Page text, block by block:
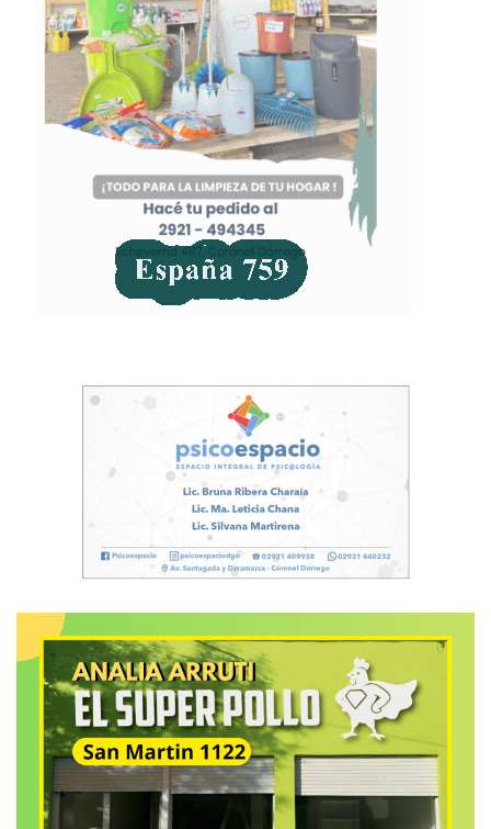
nunca me fui por cuestiones laborales. Trabajo en el banco
desde que tengo veintidós años y por esos años no me
inclinaba para dedicarme al fútbol a ese nivel… He tenido
algunas experiencias, como en el 2005 cuando me dirigió
Gustavo Echaniz en Olimpo… Después, con el “Ruso”
(Alejandro Rasmussen) quedamos en Defensa y Justicia…
Antes uno jugaba dos o tres partidos de forma
convincente y te llevaban a probar a clubes de Buenos
Aires. Estuvimos en una pensión de Avellaneda durante
una semana, teníamos que viajar una hora y media por
día… Recuerdo que habíamos realizado pruebas en
ciudades a lo mejor, no las encontrás… Nunca pasé
hambre. Nunca pasé frío. Aunque muchas veces ese
hambre a uno lo ayuda para determinadas circunstancias
de la vida. El chico madura antes y empieza a ser un
hombre… Yo destaco a todo aquel que llega porque es
señal de que se formó bien como persona y desarrolló su
personalidad… Estando en el pueblo, los afectos a uno, le
terminan ganando…
(Se acabó el agua caliente. A esta altura me faltaba
contarles de los grandes esfuerzos que hacía por
mantener un mate que parecía más una sopa con las
resacas de la yerba que un auténtico mate. Peor, el mate
había perdido su propio aura… Pablo, su mujer y sus dos
hijos debían irse a las siete de la tarde al cumpleaños de la